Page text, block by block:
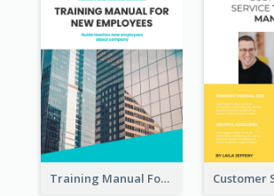
Training Manual For New Employee